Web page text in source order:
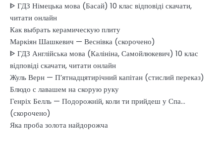
ᐈ ГДЗ Німецька мова (Басай) 10 клас відповіді скачати,
читати онлайн
Как выбрать керамическую плиту
Маркіян Шашкевич — Веснівка (скорочено)
ᐈ ГДЗ Англійська мова (Калініна, Самойлюкевич) 10 клас
відповіді скачати, читати онлайн
Жуль Верн — П’ятнадцятирічний капітан (стислий переказ)
Блюдо с лавашем на скорую руку
Генріх Белль — Подорожній, коли ти прийдеш у Спа…
(скорочено)
Яка проба золота найдорожча